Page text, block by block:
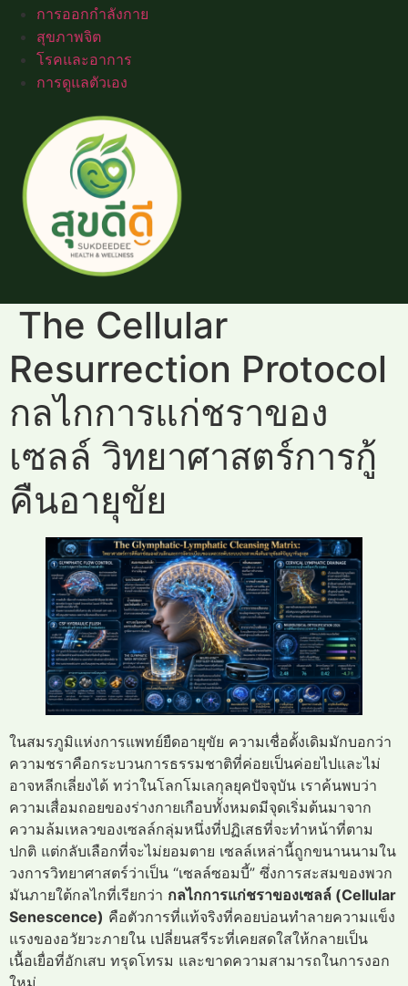
การออกกำลังกาย
สุขภาพจิต
โรคและอาการ
การดูแลตัวเอง
The Cellular
Resurrection Protocol
กลไกการแก่ชราของ
เซลล์ วิทยาศาสตร์การกู้
คืนอายุขัย
ในสมรภูมิแห่งการแพทย์ยืดอายุขัย ความเชื่อดั้งเดิมมักบอกว่า
ความชราคือกระบวนการธรรมชาติที่ค่อยเป็นค่อยไปและไม่
อาจหลีกเลี่ยงได้ ทว่าในโลกโมเลกุลยุคปัจจุบัน เราค้นพบว่า
ความเสื่อมถอยของร่างกายเกือบทั้งหมดมีจุดเริ่มต้นมาจาก
ความล้มเหลวของเซลล์กลุ่มหนึ่งที่ปฏิเสธที่จะทำหน้าที่ตาม
ปกติ แต่กลับเลือกที่จะไม่ยอมตาย เซลล์เหล่านี้ถูกขนานนามใน
วงการวิทยาศาสตร์ว่าเป็น “เซลล์ซอมบี้” ซึ่งการสะสมของพวก
มันภายใต้กลไกที่เรียกว่า กลไกการแก่ชราของเซลล์ (Cellular
Senescence) คือตัวการที่แท้จริงที่คอยบ่อนทำลายความแข็ง
แรงของอวัยวะภายใน เปลี่ยนสรีระที่เคยสดใสให้กลายเป็น
เนื้อเยื่อที่อักเสบ ทรุดโทรม และขาดความสามารถในการงอก
ใหม่